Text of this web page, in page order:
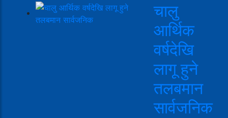
चालु
आर्थिक
वर्षदेखि
लागू हुने
तलबमान
सार्वजनिक